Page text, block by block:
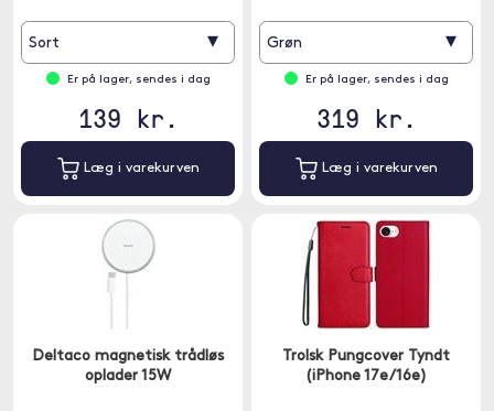
Sort ▾
Er på lager, sendes i dag
139 kr.
Læg i varekurven
Grøn ▾
Er på lager, sendes i dag
319 kr.
Læg i varekurven
Deltaco magnetisk trådløs
oplader 15W
Trolsk Pungcover Tyndt
(iPhone 17e/16e)